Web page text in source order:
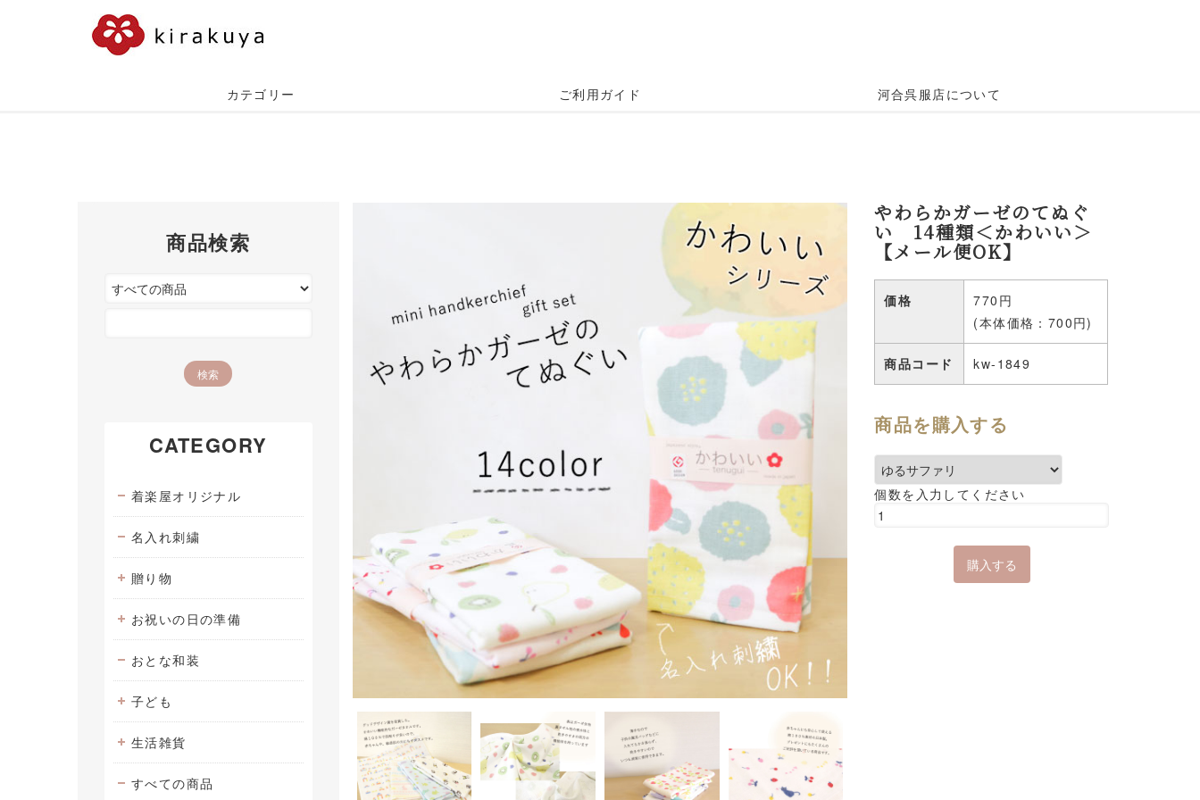
カテゴリー ご利用ガイド 河合呉服店について
商品検索
CATEGORY
着楽屋オリジナル
名入れ刺繍
贈り物
お祝いの日の準備
おとな和装
子ども
生活雑貨
すべての商品
やわらかガーゼのてぬぐ
い 14種類＜かわいい＞
【メール便OK】
価格
770円
(本体価格：700円)
商品コード kw-1849
商品を購入する
個数を入力してください